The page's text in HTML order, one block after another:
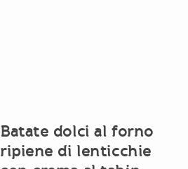
Batate dolci al forno
ripiene di lenticchie